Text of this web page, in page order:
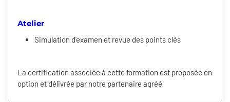
Atelier
Simulation d'examen et revue des points clés
La certification associée à cette formation est proposée en
option et délivrée par notre partenaire agréé